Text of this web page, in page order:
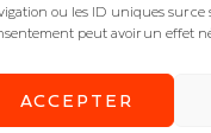
ou les ID uniques sur ce
peut avoir un effet
ACCEPTER